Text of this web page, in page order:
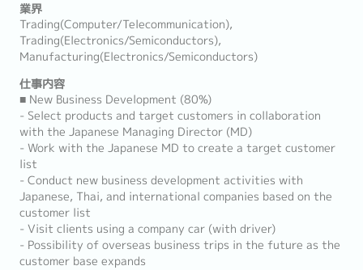
業界
Trading(Computer/Telecommunication),
Trading(Electronics/Semiconductors),
Manufacturing(Electronics/Semiconductors)
仕事内容
■ New Business Development (80%)
- Select products and target customers in collaboration
with the Japanese Managing Director (MD)
- Work with the Japanese MD to create a target customer
list
- Conduct new business development activities with
Japanese, Thai, and international companies based on the
customer list
- Visit clients using a company car (with driver)
- Possibility of overseas business trips in the future as the
customer base expands